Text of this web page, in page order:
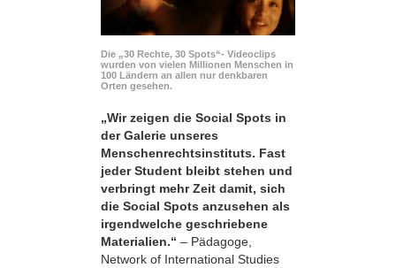
Die „30 Rechte, 30 Spots“- Videoclips
wurden von vielen Millionen Menschen in
100 Ländern an allen nur denkbaren
Orten gesehen.
„Wir zeigen die Social Spots in
der Galerie unseres
Menschenrechtsinstituts. Fast
jeder Student bleibt stehen und
verbringt mehr Zeit damit, sich
die Social Spots anzusehen als
irgendwelche geschriebene
Materialien.“ – Pädagoge,
Network of International Studies